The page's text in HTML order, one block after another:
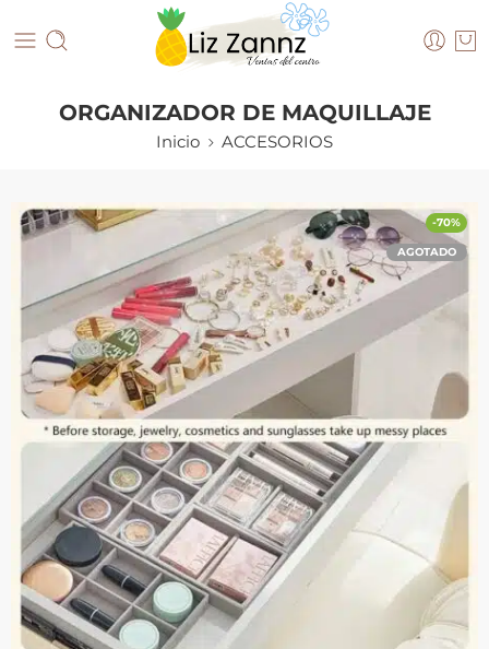
ORGANIZADOR DE MAQUILLAJE
Inicio ACCESORIOS
-70%
AGOTADO